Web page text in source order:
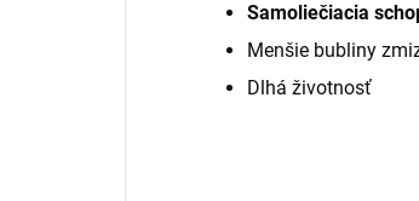
Samoliečiacia
Menšie bubliny
Dlhá životnosť